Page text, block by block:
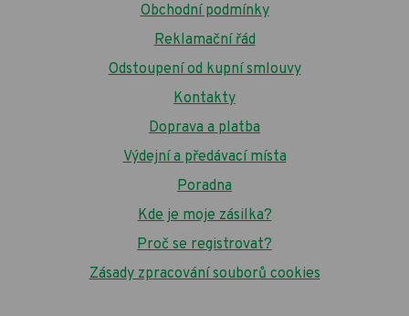
Obchodní podmínky
Reklamační řád
Odstoupení od kupní smlouvy
Kontakty
Doprava a platba
Výdejní a předávací místa
Poradna
Kde je moje zásilka?
Proč se registrovat?
Zásady zpracování souborů cookies